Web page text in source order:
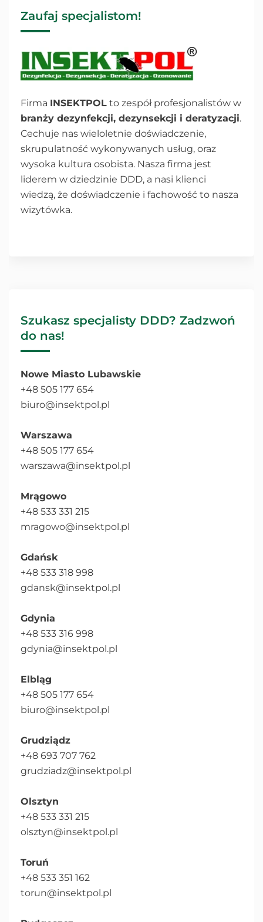
Zaufaj specjalistom!
Firma INSEKTPOL to zespół profesjonalistów w
branży dezynfekcji, dezynsekcji i deratyzacji.
Cechuje nas wieloletnie doświadczenie,
skrupulatność wykonywanych usług, oraz
wysoka kultura osobista. Nasza firma jest
liderem w dziedzinie DDD, a nasi klienci
wiedzą, że doświadczenie i fachowość to nasza
wizytówka.
Szukasz specjalisty DDD? Zadzwoń
do nas!
Nowe Miasto Lubawskie
+48 505 177 654
biuro@insektpol.pl
Warszawa
+48 505 177 654
warszawa@insektpol.pl
Mrągowo
+48 533 331 215
mragowo@insektpol.pl
Gdańsk
+48 533 318 998
gdansk@insektpol.pl
Gdynia
+48 533 316 998
gdynia@insektpol.pl
Elbląg
+48 505 177 654
biuro@insektpol.pl
Grudziądz
+48 693 707 762
grudziadz@insektpol.pl
Olsztyn
+48 533 331 215
olsztyn@insektpol.pl
Toruń
+48 533 351 162
torun@insektpol.pl